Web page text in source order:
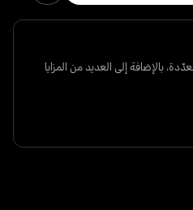
بالإضافة إلى العديد من المزايا